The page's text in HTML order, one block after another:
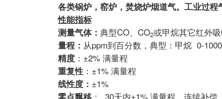
各类锅炉，窑炉，焚烧炉烟道气。 工业过程
性能指标
测量气体： 典型CO、CO2或甲烷其它红外
量程： 从ppm到百分数，典型：甲烷 0-
精度 ：±2% 满量程
重复性 ：±1% 满量程
线性度： ±1%
零点飘移 ： 30天内±1% 满量程，连续补偿